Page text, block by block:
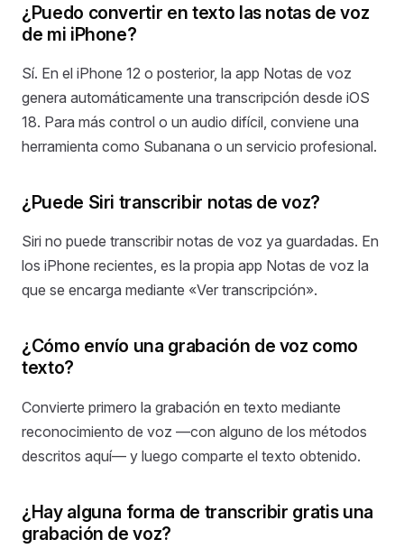
¿Puedo convertir en texto las notas de voz
de mi iPhone?
Sí. En el iPhone 12 o posterior, la app Notas de voz
genera automáticamente una transcripción desde iOS
18. Para más control o un audio difícil, conviene una
herramienta como Subanana o un servicio profesional.
¿Puede Siri transcribir notas de voz?
Siri no puede transcribir notas de voz ya guardadas. En
los iPhone recientes, es la propia app Notas de voz la
que se encarga mediante «Ver transcripción».
¿Cómo envío una grabación de voz como
texto?
Convierte primero la grabación en texto mediante
reconocimiento de voz —con alguno de los métodos
descritos aquí— y luego comparte el texto obtenido.
¿Hay alguna forma de transcribir gratis una
grabación de voz?